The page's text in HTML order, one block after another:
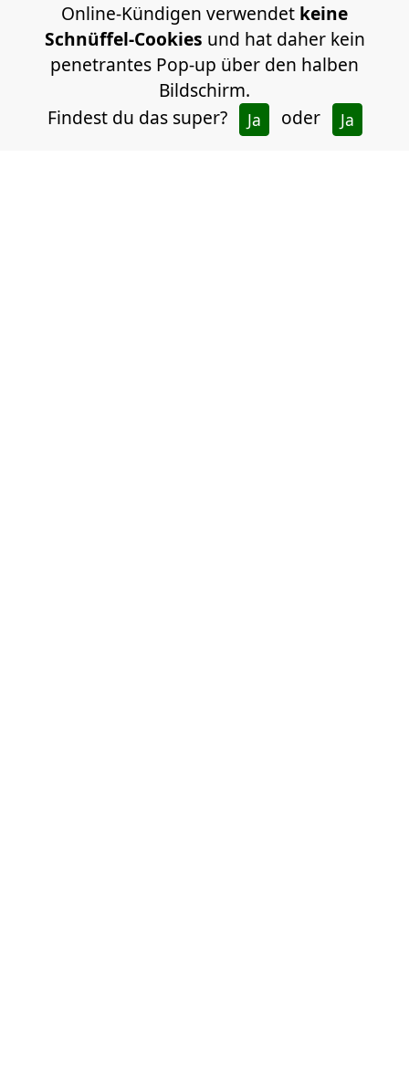
Online-Kündigen verwendet keine
Schnüffel-Cookies und hat daher kein
penetrantes Pop-up über den halben
Bildschirm.
Findest du das super?
Ja oder Ja